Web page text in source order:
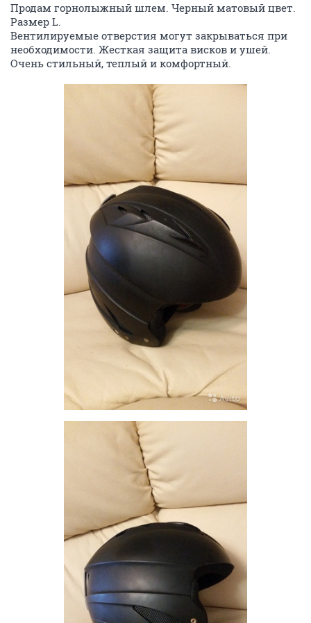
Продам горнолыжный шлем. Черный матовый цвет.
Размер L.
Вентилируемые отверстия могут закрываться при
необходимости. Жесткая защита висков и ушей.
Очень стильный, теплый и комфортный.